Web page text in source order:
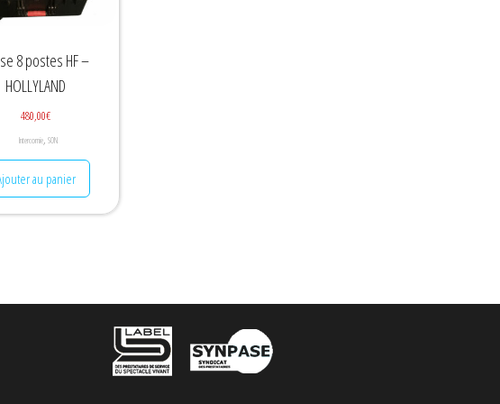
8 postes HF –
HOLLYLAND
480,00€
Intercomie, SON
au panier